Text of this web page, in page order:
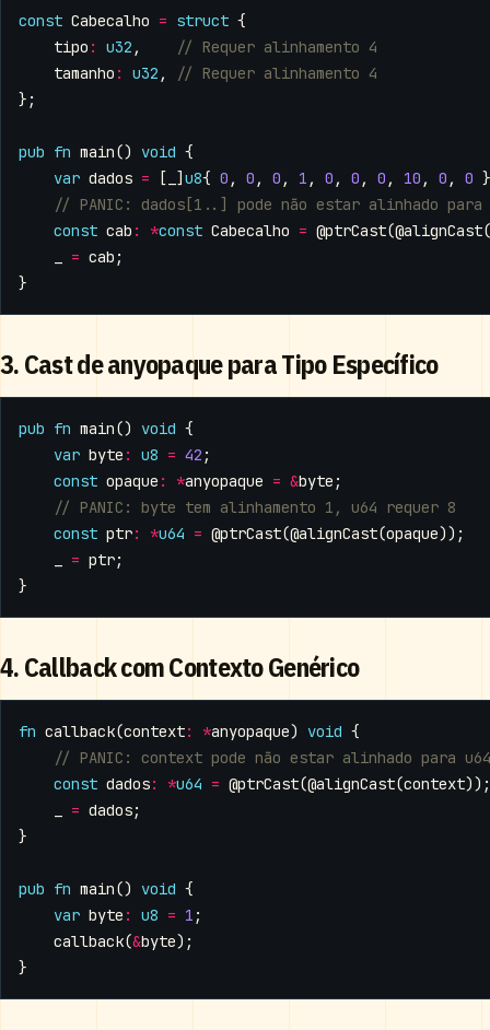
const Cabecalho = struct {
tipo : u32 ,
tamanho : u32 ,
};
pub fn main() void {
var dados = [ ] u8{ 0 , 0 , 0 , 1 , 0 , 0 , 0 , 10 , 0 , 0
const cab : *const Cabecalho = @ptrCast(@alignCast(
= cab ;
}
3. Cast de anyopaque para Tipo Específico
pub fn main() void {
var byte : u8 = 42 ;
const opaque : *anyopaque = &byte ;
const ptr: *u64 = @ptrCast(@alignCast(opaque));
= ptr;
}
4. Callback com Contexto Genérico
fn callback(context: *anyopaque) void {
const dados: *u64 = @ptrCast(@alignCast(context));
= dados;
}
pub fn main() void {
var byte : u8 = 1 ;
callback(&byte);
}